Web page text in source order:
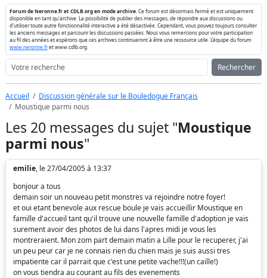
Forum de Neronne.fr et CDLB.org en mode archive . Ce forum est désormais fermé et est uniquement
disponible en tant qu'archive. La possibilité de publier des messages, de répondre aux discussions ou
d'utiliser toute autre fonctionnalité interactive a été désactivée. Cependant, vous pouvez toujours consulter
les anciens messages et parcourir les discussions passées. Nous vous remercions pour votre participation
au fil des années et espérons que ces archives continueront à être une ressource utile. L'équipe du forum
www.neronne.fret www.cdlb.org.
Rechercher
Accueil
Discussion générale sur le Bouledogue Français
Moustique parmi nous
Les 20 messages du sujet "Moustique
parmi nous"
emilie, le 27/04/2005 à 13:37
bonjour a tous
demain soir un nouveau petit monstres va rejoindre notre foyer!
et oui etant benevole aux rescue boule je vais accueillir Moustique en
famille d'accueil tant qu'il trouve une nouvelle famille d'adoption je vais
surement avoir des photos de lui dans l'apres midi je vous les
montreraient. Mon zom part demain matin a Lille pour le recuperer, j'ai
un peu peur car je ne connais rien du chien mais je suis aussi tres
impatiente car il parrait que c'est une petite vache!!!(un caille!)
on vous tiendra au courant au fils des evenements